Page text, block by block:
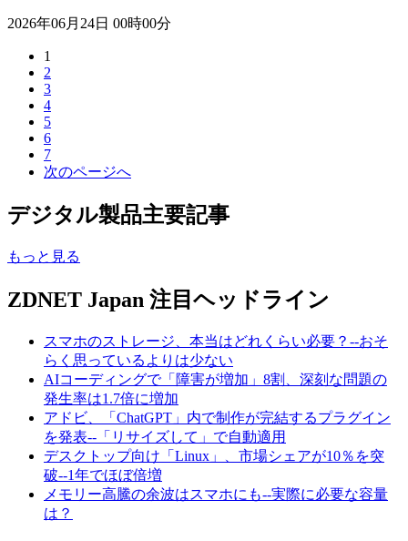
2026年06月24日 00時00分
1
2
3
4
5
6
7
次のページへ
デジタル製品主要記事
もっと見る
ZDNET Japan 注目ヘッドライン
スマホのストレージ、本当はどれくらい必要？--おそ
らく思っているよりは少ない
AIコーディングで「障害が増加」8割、深刻な問題の
発生率は1.7倍に増加
アドビ、「ChatGPT」内で制作が完結するプラグイン
を発表--「リサイズして」で自動適用
デスクトップ向け「Linux」、市場シェアが10％を突
破--1年でほぼ倍増
メモリー高騰の余波はスマホにも--実際に必要な容量
は？